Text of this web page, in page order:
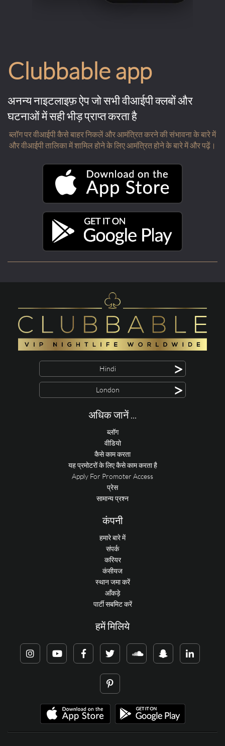
Clubbable app
अनन्य नाइटलाइफ़ ऐप जो सभी वीआईपी क्लबों और
घटनाओं में सही भीड़ प्राप्त करता है
ब्लॉग पर वीआईपी कैसे बाहर निकलें और आमंत्रित करने की संभावना के बारे में
और वीआईपी तालिका में शामिल होने के लिए आमंत्रित होने के बारे में और पढ़ें।
Hindi >
London >
अधिक जानें ...
ब्लॉग
वीडियो
कैसे काम करता
यह प्रमोटरों के लिए कैसे काम करता है
Apply For Promoter Access
प्रेस
सामान्य प्रश्न
कंपनी
हमारे बारे में
संपर्क
करियर
कंसीयज
स्थान जमा करें
आँकड़े
पार्टी सबमिट करें
हमें मिलिये